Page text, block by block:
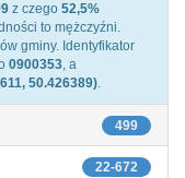
z czego 52,5%
to mężczyźni.
gminy. Identyfikator
0900353, a
50.426389).
499
22-672